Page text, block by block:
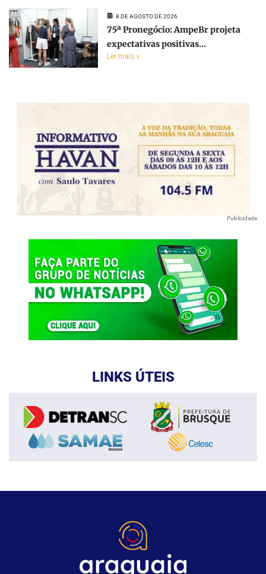
8 DE AGOSTO DE 2026
75ª Pronegócio: AmpeBr projeta
expectativas positivas...
Ler mais »
Publicidade
LINKS ÚTEIS